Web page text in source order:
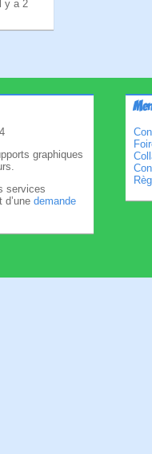
y a 2
graphiques
services
d’une demande